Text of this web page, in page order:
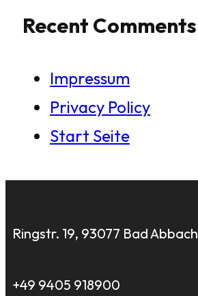
Recent Comments
Impressum
Privacy Policy
Start Seite
Ringstr. 19, 93077 Bad Abbach
+49 9405 918900